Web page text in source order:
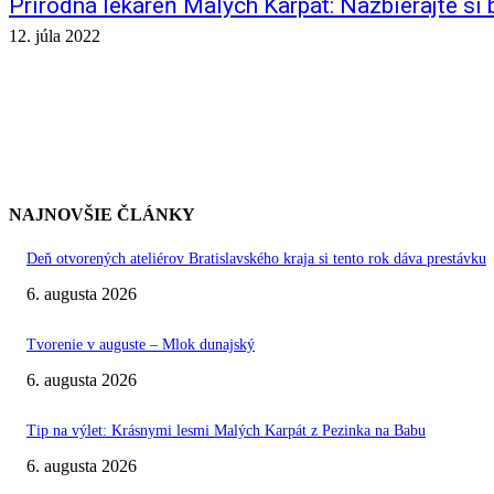
Prírodná lekáreň Malých Karpát: Nazbierajte si
12. júla 2022
NAJNOVŠIE ČLÁNKY
Deň otvorených ateliérov Bratislavského kraja si tento rok dáva prestávku
6. augusta 2026
Tvorenie v auguste – Mlok dunajský
6. augusta 2026
Tip na výlet: Krásnymi lesmi Malých Karpát z Pezinka na Babu
6. augusta 2026